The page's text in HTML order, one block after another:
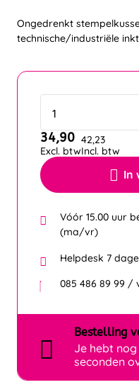
Ongedrenkt
technische/industriële
In
34,90
Excl. btw
42,23
Incl. btw
Vóór 15.00 uur
(ma/vr)
Helpdesk 7
085 486 89 99 /
Bestelling
Je hebt nog
seconden